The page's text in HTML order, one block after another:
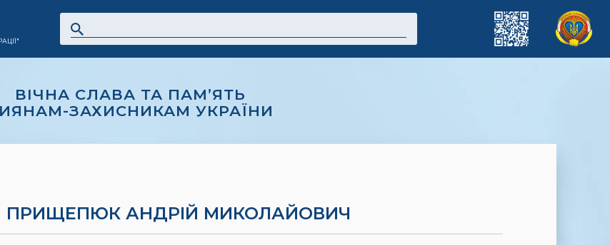
ВІЧНА СЛАВА ТА ПАМ’ЯТЬ
ЗАХИСНИКАМ УКРАЇНИ
ПРИЩЕПЮК АНДРІЙ МИКОЛАЙОВИЧ